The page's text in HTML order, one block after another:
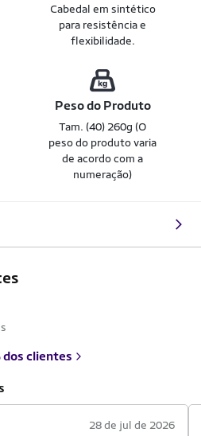
Cabedal em sintético
para resistência e
flexibilidade.
Peso do Produto
Tam. (40) 260g (O
peso do produto varia
de acordo com a
numeração)
dos clientes
28 de jul de 2026